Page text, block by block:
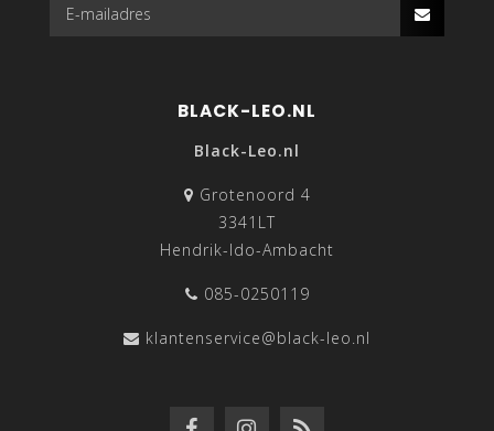
BLACK-LEO.NL
Black-Leo.nl
Grotenoord 4
3341LT
Hendrik-Ido-Ambacht
085-0250119
klantenservice@black-leo.nl